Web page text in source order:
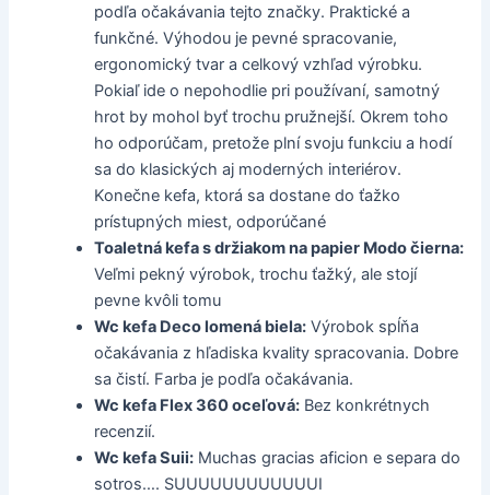
podľa očakávania tejto značky. Praktické a
funkčné. Výhodou je pevné spracovanie,
ergonomický tvar a celkový vzhľad výrobku.
Pokiaľ ide o nepohodlie pri používaní, samotný
hrot by mohol byť trochu pružnejší. Okrem toho
ho odporúčam, pretože plní svoju funkciu a hodí
sa do klasických aj moderných interiérov.
Konečne kefa, ktorá sa dostane do ťažko
prístupných miest, odporúčané
Toaletná kefa s držiakom na papier Modo čierna:
Veľmi pekný výrobok, trochu ťažký, ale stojí
pevne kvôli tomu
Wc kefa Deco lomená biela: Výrobok spĺňa
očakávania z hľadiska kvality spracovania. Dobre
sa čistí. Farba je podľa očakávania.
Wc kefa Flex 360 oceľová: Bez konkrétnych
recenzií.
Wc kefa Suii: Muchas gracias aficion e separa do
sotros…. SUUUUUUUUUUUUI